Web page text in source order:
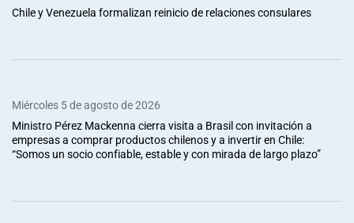
Chile y Venezuela formalizan reinicio de relaciones consulares
Miércoles 5 de agosto de 2026
Ministro Pérez Mackenna cierra visita a Brasil con invitación a
empresas a comprar productos chilenos y a invertir en Chile:
“Somos un socio confiable, estable y con mirada de largo plazo”